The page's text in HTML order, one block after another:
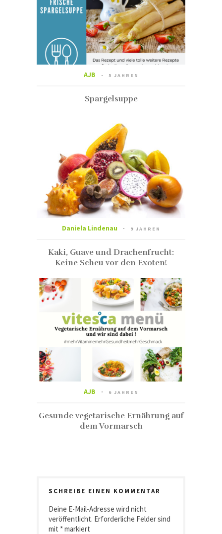
AJB 5 JAHREN
Spargelsuppe
Daniela Lindenau 9 JAHREN
Kaki, Guave und Drachenfrucht:
Keine Scheu vor den Exoten!
AJB 6 JAHREN
Gesunde vegetarische Ernährung auf
dem Vormarsch
SCHREIBE EINEN KOMMENTAR
Deine E-Mail-Adresse wird nicht
veröffentlicht. Erforderliche Felder sind
mit *markiert